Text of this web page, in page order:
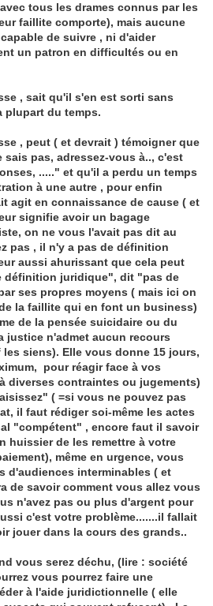
tous les drames connus par les
faillite comporte), mais aucune
de suivre , ni d'aider
un patron en difficultés ou en
, sait qu'il s'en est sorti sans
plupart du temps.
, peut ( et devrait ) témoigner que
pas, adressez-vous à.., c'est
....." et qu'il a perdu un temps
à une autre , pour enfin
agit en connaissance de cause ( et
signifie avoir un bagage
on ne vous l'avait pas dit au
pas , il n'y a pas de définition
aussi ahurissant que cela peut
définition juridique", dit "pas de
ses propres moyens ( mais ici on
la faillite qui en font un business)
de la pensée suicidaire ou du
justice n'admet aucun recours
siens). Elle vous donne 15 jours,
pour réagir face à vos
diverses contraintes ou jugements)
( =si vous ne pouvez pas
il faut rédiger soi-même les actes
"compétent" , encore faut il savoir
huissier de les remettre à votre
même en urgence, vous
d'audiences interminables ( et
de savoir comment vous allez vous
n'avez pas ou plus d'argent pour
c'est votre problème.......il fallait
jouer dans la cours des grands..
vous serez déchu, (lire : société
vous pourrez faire une
à l'aide juridictionnelle ( elle